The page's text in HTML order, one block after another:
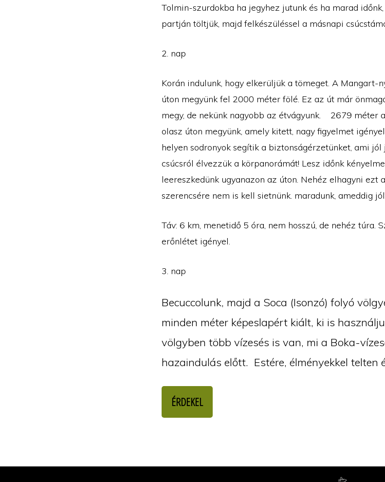
Tolmin-szurdokba ha jegyhez jutunk és ha marad
partján töltjük, majd felkészüléssel a másnapi
2. nap
Korán indulunk, hogy elkerüljük a tömeget. A Mangart-
úton megyünk fel 2000 méter fölé. Ez az út már
megy, de nekünk nagyobb az étvágyunk. 2679 méter
olasz úton megyünk, amely kitett, nagy figyelmet
helyen sodronyok segítik a biztonságérzetünket, ami jól
csúcsról élvezzük a körpanorámát! Lesz időnk
leereszkedünk ugyanazon az úton. Nehéz elhagyni ezt
szerencsére nem is kell sietnünk. maradunk, ameddig
Táv: 6 km, menetidő 5 óra, nem hosszú, de nehéz túra.
erőnlétet igényel.
3. nap
Becuccolunk, majd a Soca (Isonzó) folyó
minden méter képeslapért kiált, ki is
völgyben több vízesés is van, mi a Boka-
hazaindulás előtt. Estére, élményekkel telten
ÉRDEKEL